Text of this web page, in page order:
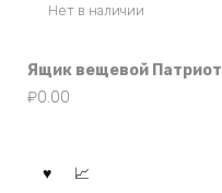
Нет в наличии
Ящик вещевой Патриот
₽0.00